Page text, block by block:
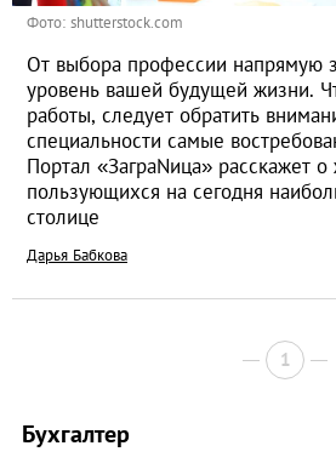
Фото: shutterstock.com
От выбора профессии напрямую
уровень вашей будущей жизни.
работы, следует обратить
специальности самые
Портал «ЗаграNица» расскажет
пользующихся на сегодня
столице
Дарья Бабкова
1
Бухгалтер